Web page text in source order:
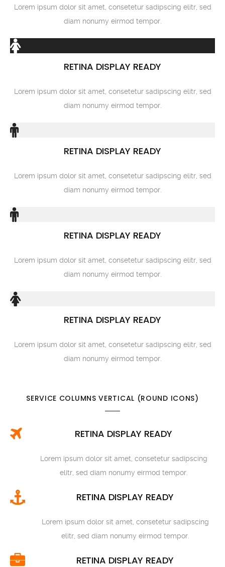
Lorem ipsum dolor sit amet, consetetur sadipscing elitr, sed
diam nonumy eirmod tempor.
RETINA DISPLAY READY
Lorem ipsum dolor sit amet, consetetur sadipscing elitr, sed
diam nonumy eirmod tempor.
RETINA DISPLAY READY
Lorem ipsum dolor sit amet, consetetur sadipscing elitr, sed
diam nonumy eirmod tempor.
RETINA DISPLAY READY
Lorem ipsum dolor sit amet, consetetur sadipscing elitr, sed
diam nonumy eirmod tempor.
RETINA DISPLAY READY
Lorem ipsum dolor sit amet, consetetur sadipscing elitr, sed
diam nonumy eirmod tempor.
SERVICE COLUMNS VERTICAL (ROUND ICONS)
RETINA DISPLAY READY
Lorem ipsum dolor sit amet, consetetur sadipscing
elitr, sed diam nonumy eirmod tempor.
RETINA DISPLAY READY
Lorem ipsum dolor sit amet, consetetur sadipscing
elitr, sed diam nonumy eirmod tempor.
RETINA DISPLAY READY